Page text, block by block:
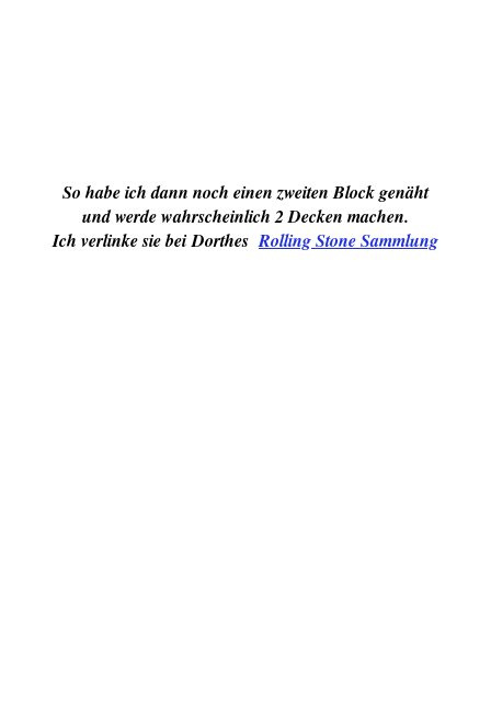
So habe ich dann noch einen zweiten Block genäht
und werde wahrscheinlich 2 Decken machen.
Ich verlinke sie bei DorthesRolling Stone Sammlung